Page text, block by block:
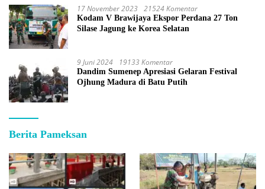
17 November 2023 21524 Komentar
Kodam V Brawijaya Ekspor Perdana 27 Ton
Silase Jagung ke Korea Selatan
9 Juni 2024 19133 Komentar
Dandim Sumenep Apresiasi Gelaran Festival
Ojhung Madura di Batu Putih
Berita Pameksan